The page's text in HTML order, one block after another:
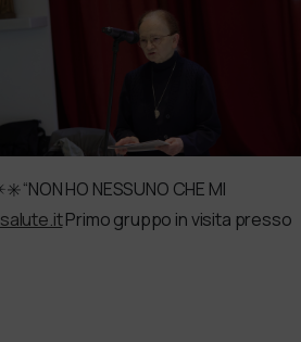
“NON HO NESSUNO CHE MI
Primo gruppo in visita presso